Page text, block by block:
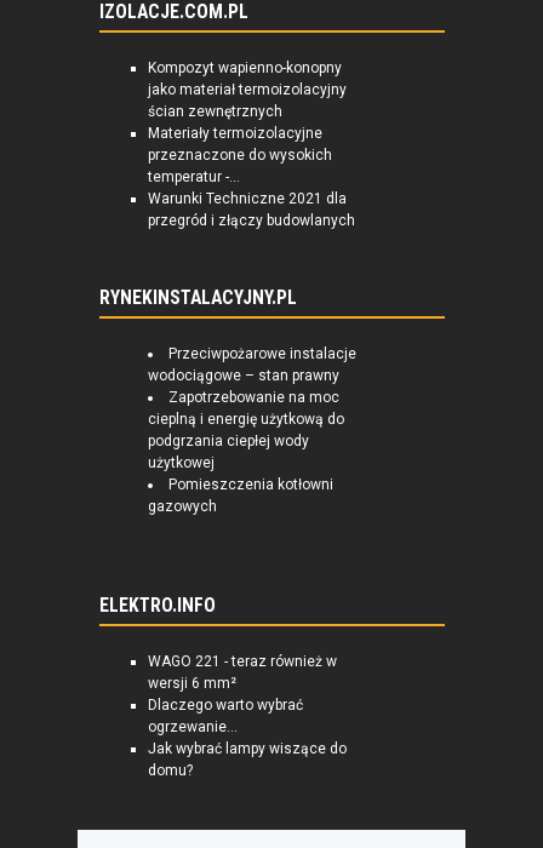
IZOLACJE.COM.PL
Kompozyt wapienno-konopny
jako materiał termoizolacyjny
ścian zewnętrznych
Materiały termoizolacyjne
przeznaczone do wysokich
temperatur -...
Warunki Techniczne 2021 dla
przegród i złączy budowlanych
RYNEKINSTALACYJNY.PL
Przeciwpożarowe instalacje
wodociągowe – stan prawny
Zapotrzebowanie na moc
cieplną i energię użytkową do
podgrzania ciepłej wody
użytkowej
Pomieszczenia kotłowni
gazowych
ELEKTRO.INFO
WAGO 221 - teraz również w
wersji 6 mm²
Dlaczego warto wybrać
ogrzewanie...
Jak wybrać lampy wiszące do
domu?